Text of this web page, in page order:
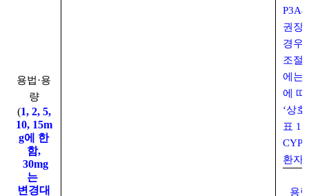
용법·용
량
(1, 2, 5,
10, 15m
g에 한
함,
30mg
는
변경대
권장
경우
조절
에는
에 따
‘상
표 1.
환자
용